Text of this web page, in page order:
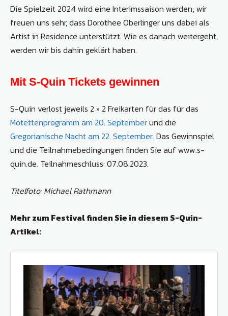
Die Spielzeit 2024 wird eine Interimssaison werden; wir
freuen uns sehr, dass Dorothee Oberlinger uns dabei als
Artist in Residence unterstützt. Wie es danach weitergeht,
werden wir bis dahin geklärt haben.
Mit S-Quin Tickets gewinnen
S-Quin verlost jeweils 2 × 2 Freikarten für das für das
Motettenprogramm am 20. Septemberund die
Gregorianische Nacht am 22. September. Das Gewinnspiel
und die Teilnahmebedingungen finden Sie auf www.s-
quin.de. Teilnahmeschluss: 07.08.2023.
Titelfoto: Michael Rathmann
Mehr zum Festivalfinden Sie in diesem S-Quin-
Artikel: